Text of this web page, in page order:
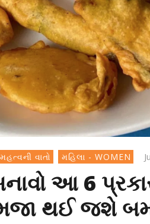
મહત્વની વાતો મહિલા - WOMEN
આ 6
મજા થઈ જશે